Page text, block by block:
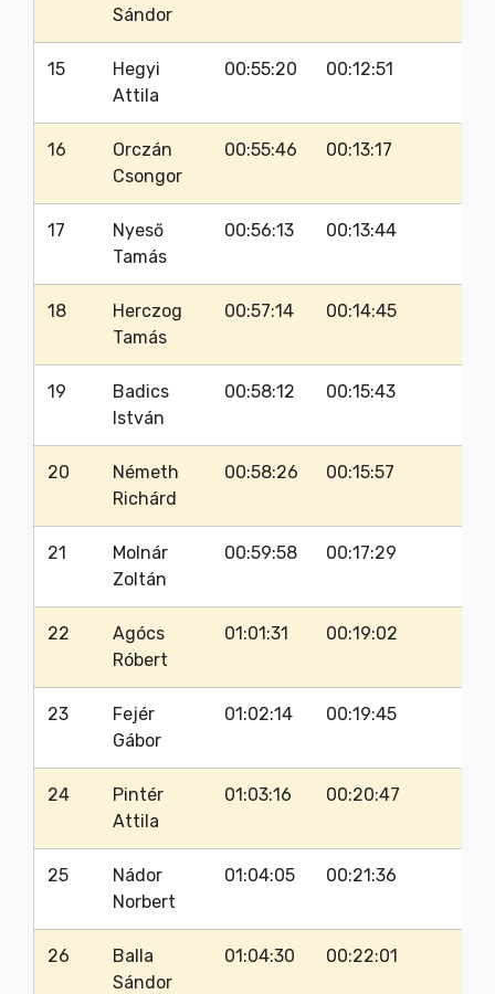
Sándor
15
Hegyi
Attila
00:55:20 00:12:51
16
Orczán
Csongor
00:55:46 00:13:17
17
Nyeső
Tamás
00:56:13 00:13:44
18
Herczog
Tamás
00:57:14 00:14:45
19
Badics
István
00:58:12 00:15:43
20
Németh
Richárd
00:58:26 00:15:57
21
Molnár
Zoltán
00:59:58 00:17:29
22
Agócs
Róbert
01:01:31 00:19:02
23
Fejér
Gábor
01:02:14 00:19:45
24
Pintér
Attila
01:03:16 00:20:47
25
Nádor
Norbert
01:04:05 00:21:36
26
Balla
Sándor
01:04:30 00:22:01